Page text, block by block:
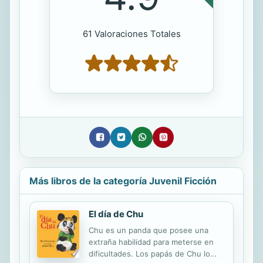
61 Valoraciones Totales
Más libros de la categoría Juvenil Ficción
El día de Chu
Chu es un panda que posee una
extraña habilidad para meterse en
dificultades. Los papás de Chu lo